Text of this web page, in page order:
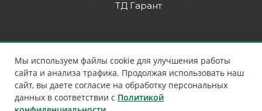
ТД Гарант
Мы используем файлы cookie для улучшения работы
сайта и анализа трафика. Продолжая использовать наш
сайт, вы даете согласие на обработку персональных
данных в соответствии с Политикой